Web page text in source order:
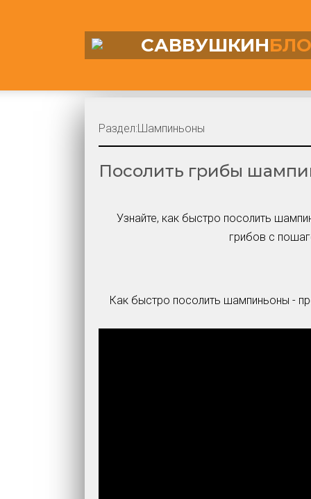
САВВУШКИН
Посолить грибы
Узнайте, как быстро посолить
грибов с
Как быстро посолить шампиньоны -
Раздел:Шампиньоны